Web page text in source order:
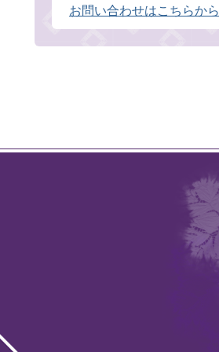
お問い合わせはこちらから